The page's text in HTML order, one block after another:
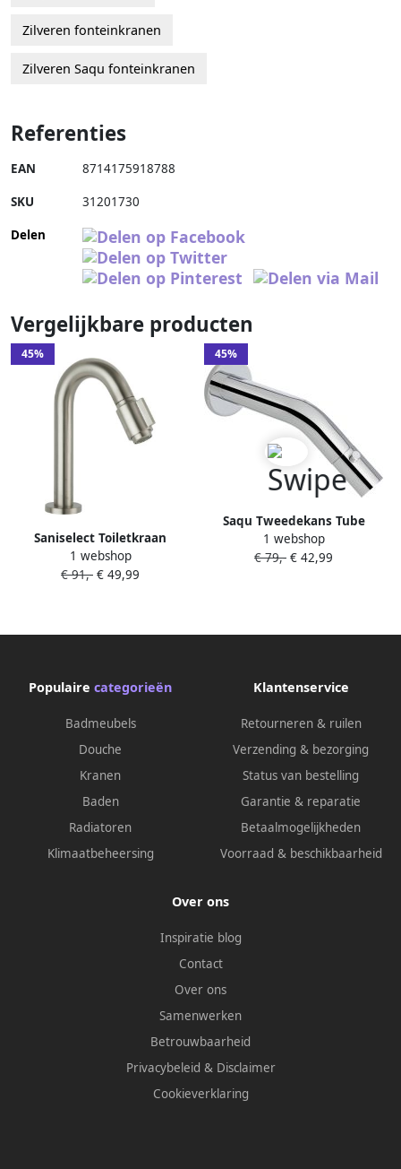
Zilveren fonteinkranen
Zilveren Saqu fonteinkranen
Referenties
EAN 8714175918788
SKU 31201730
Delen
Vergelijkbare producten
45%
Saniselect Toiletkraan
eengreeps met keramisch
binnenwerk 19 cm
1 webshop
€ 91,- € 49,99
45%
Saqu Tweedekans Tube
Fonteinkraan muuruitloop
chroom
1 webshop
€ 79,- € 42,99
Populaire categorieën
Badmeubels
Douche
Kranen
Baden
Radiatoren
Klimaatbeheersing
Klantenservice
Retourneren & ruilen
Verzending & bezorging
Status van bestelling
Garantie & reparatie
Betaalmogelijkheden
Voorraad & beschikbaarheid
Over ons
Inspiratie blog
Contact
Over ons
Samenwerken
Betrouwbaarheid
Privacybeleid & Disclaimer
Cookieverklaring